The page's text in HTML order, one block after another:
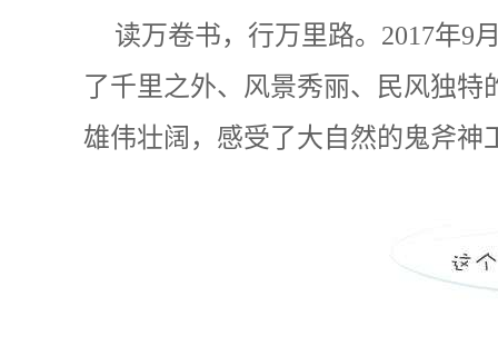
读万卷书，行万里路。2017年9
了千里之外、风景秀丽、民风独
雄伟壮阔，感受了大自然的鬼斧